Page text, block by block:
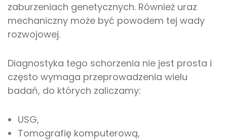
zaburzeniach genetycznych. Również uraz
mechaniczny może być powodem tej wady
rozwojowej.
Diagnostyka tego schorzenia nie jest prosta i
często wymaga przeprowadzenia wielu
badań, do których zaliczamy:
USG,
Tomografię komputerową,